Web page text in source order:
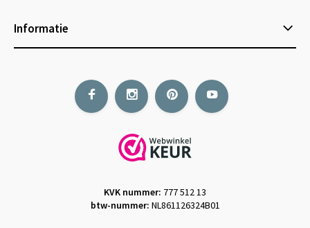
Informatie
KVK nummer: 777 512 13
btw-nummer: NL861126324B01